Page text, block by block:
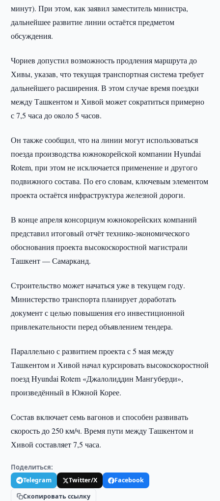
минут). При этом, как заявил заместитель министра,
дальнейшее развитие линии остаётся предметом
обсуждения.
Чориев допустил возможность продления маршрута до
Хивы, указав, что текущая транспортная система требует
дальнейшего расширения. В этом случае время поездки
между Ташкентом и Хивой может сократиться примерно
с 7,5 часа до около 5 часов.
Он также сообщил, что на линии могут использоваться
поезда производства южнокорейской компании Hyundai
Rotem, при этом не исключается применение и другого
подвижного состава. По его словам, ключевым элементом
проекта остаётся инфраструктура железной дороги.
В конце апреля консорциум южнокорейских компаний
представил итоговый отчёт технико-экономического
обоснования проекта высокоскоростной магистрали
Ташкент — Самарканд.
Строительство может начаться уже в текущем году.
Министерство транспорта планирует доработать
документ с целью повышения его инвестиционной
привлекательности перед объявлением тендера.
Параллельно с развитием проекта с 5 мая между
Ташкентом и Хивой начал курсировать высокоскоростной
поезд Hyundai Rotem «Джалолиддин Мангуберди»,
произведённый в Южной Корее.
Состав включает семь вагонов и способен развивать
скорость до 250 км/ч. Время пути между Ташкентом и
Хивой составляет 7,5 часа.
Поделиться:
Telegram Twitter/X
Facebook
Скопировать ссылку